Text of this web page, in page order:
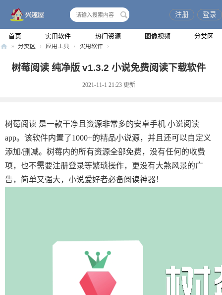
首页 实用软件 热门资源 图像视频 分类区
注册 登录
» 分类区 › 应用工具 › 实用软件 ›
树莓阅读 纯净版 v1.3.2 小说免费阅读下载软件
2021-11-1 21:23 更新
树莓阅读 是一款干净且资源非常多的安卓手机 小说阅读
app。该软件内置了1000+的精品小说源，并且还可以自定义
添加/删减。树莓内的所有资源全部免费，没有任何的收费
项，也不需要注册登录等繁琐操作，更没有大煞风景的广
告，简单又强大，小说爱好者必备阅读神器！